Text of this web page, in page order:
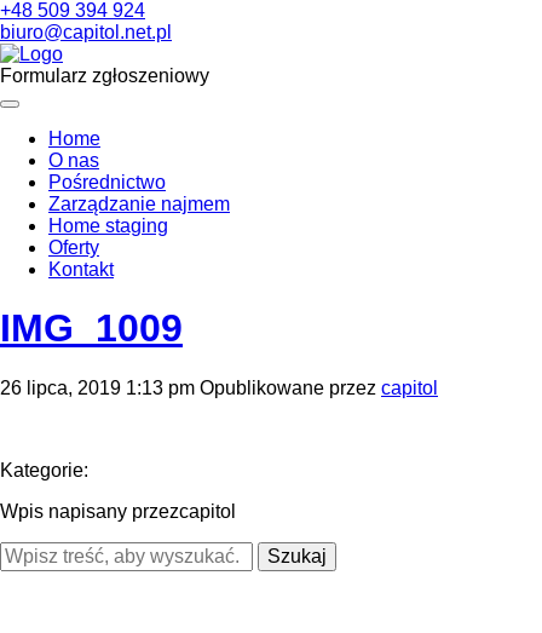
+48 509 394 924
biuro@capitol.net.pl
Formularz zgłoszeniowy
Home
O nas
Pośrednictwo
Zarządzanie najmem
Home staging
Oferty
Kontakt
IMG_1009
26 lipca, 2019 1:13 pm Opublikowane przez capitol
Kategorie:
Wpis napisany przezcapitol
Szukaj